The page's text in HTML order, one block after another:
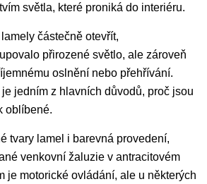
světla, které proniká do interiéru.
částečně otevřít,
přirozené světlo, ale zároveň
oslnění nebo přehřívání.
jedním z hlavních důvodů, proč jsou
oblíbené.
tvary lamel i barevná provedení,
venkovní žaluzie v antracitovém
je motorické ovládání, ale u některých